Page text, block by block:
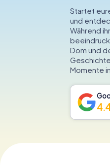
Startet
und
Während
Dom und
Momente